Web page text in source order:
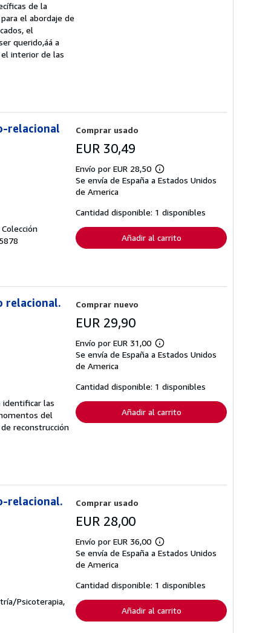
de la
el abordaje de
el
querido,áá a
interior de las
relacional Comprar usado
EUR 30,49
Envío por EUR 28,50
Más
información
tarifas
de
envío
Se envía de España a Estados Unidos
de America
Cantidad disponible: 1 disponibles
Añadir al carrito
relacional.
identificar las
del
reconstrucción
Comprar nuevo
EUR 29,90
Envío por EUR 31,00
Más
información
tarifas
de
envío
Se envía de España a Estados Unidos
de America
Cantidad disponible: 1 disponibles
Añadir al carrito
relacional.
Psicoterapia,
Comprar usado
EUR 28,00
Envío por EUR 36,00
Más
información
tarifas
de
envío
Se envía de España a Estados Unidos
de America
Cantidad disponible: 1 disponibles
Añadir al carrito